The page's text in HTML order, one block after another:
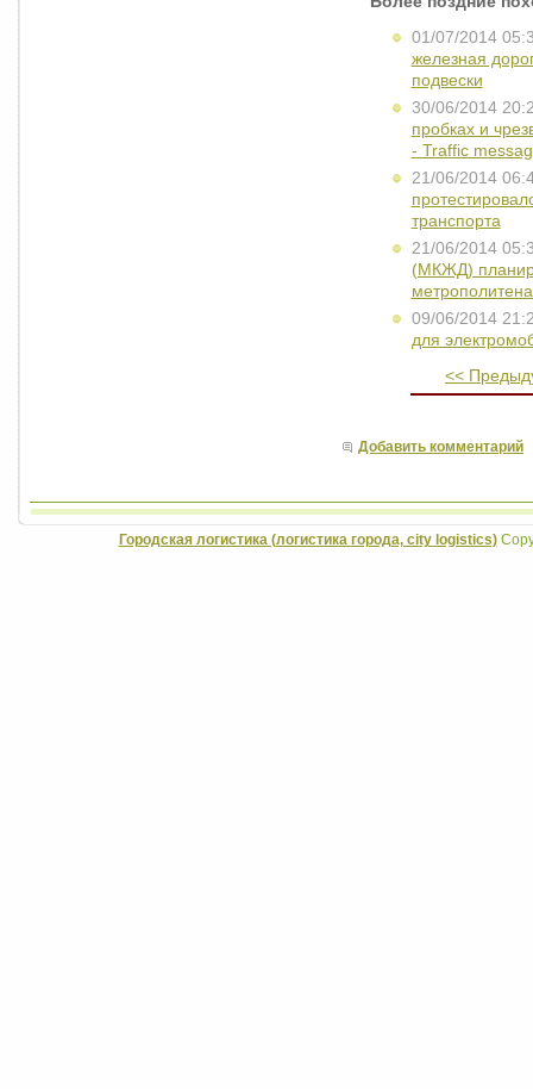
01/07/2014
железная
подвески
30/06/2014
пробках и
- Traffic
21/06/2014
транспорта
21/06/2014
(МКЖД)
09/06/2014
для
<<
Добавить комментарий
Городская логистика (логистика города, city logistics)